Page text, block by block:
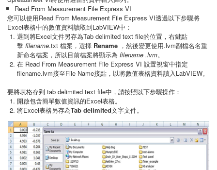
Read From Measurement File Express VI
您可以使用Read From Measurement File Express VI透過以下步驟將
Excel表格中的數值資料讀取到LabVIEW中：
選到將Excel文件另存為Tab delimited text file的位置，右鍵點
擊 filename.txt 檔案，選擇 Rename ，然後變更使用.lvm副檔名名重
新命名檔案，所以目前檔案將顯示為 filename .lvm。
在 Read From Measurement File Express VI 設置視窗中指定
filename.lvm接至File Name接點，以將數值表格資料讀入LabVIEW。
要將表格存到 tab delimited text file中，請按照以下步驟操作：
開啟包含簡單數值資訊的Excel表格。
將Excel表格另存為Tab delimited文字文件。